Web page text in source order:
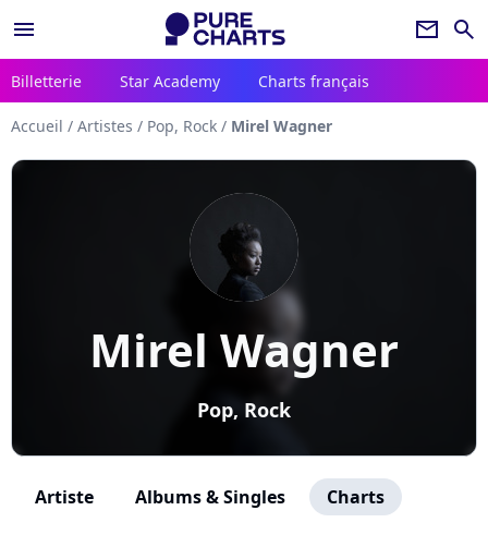
menu newsletter search
Billetterie Star Academy Charts français
Accueil / Artistes / Pop, Rock / Mirel Wagner
Mirel Wagner
Pop, Rock
Artiste Albums & Singles Charts